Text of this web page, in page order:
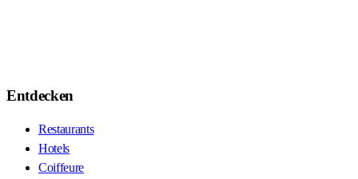
Entdecken
Restaurants
Hotels
Coiffeure